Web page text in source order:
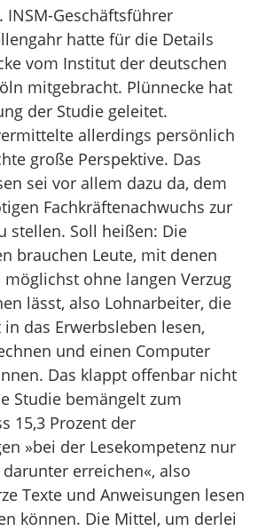
INSM-Geschäftsführer
hatte für die Details
vom Institut der deutschen
mitgebracht. Plünnecke hat
der Studie geleitet.
allerdings persönlich
große Perspektive. Das
sei vor allem dazu da, dem
Fachkräftenachwuchs zur
stellen. Soll heißen: Die
brauchen Leute, mit denen
ohne langen Verzug
lässt, also Lohnarbeiter, die
das Erwerbsleben lesen,
und einen Computer
Das klappt offenbar nicht
Studie bemängelt zum
15,3 Prozent der
»bei der Lesekompetenz nur
erreichen«, also
Texte und Anweisungen lesen
können. Die Mittel, um derlei